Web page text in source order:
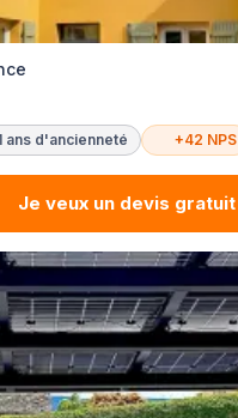
ans d'ancienneté +42 NPS
Je veux un devis gratuit